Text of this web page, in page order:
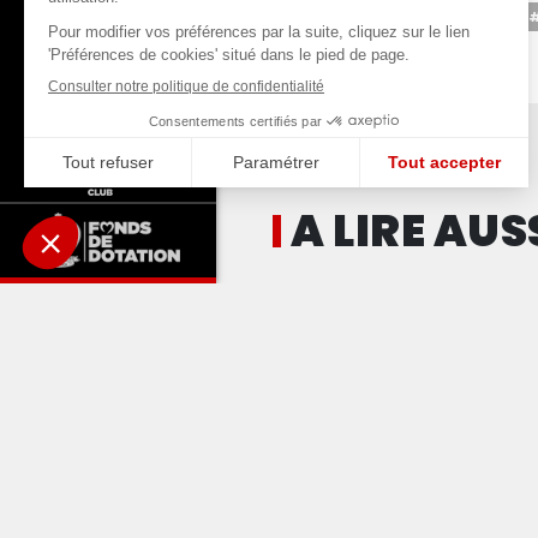
A LIRE